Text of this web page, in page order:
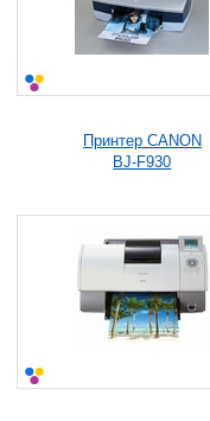
Принтер CANON
BJ-F930